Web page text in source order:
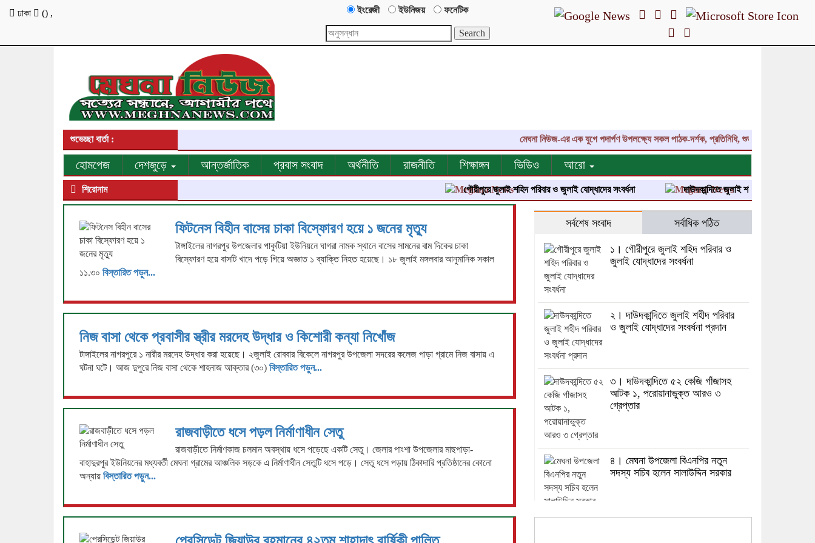
ঢাকা () , ইংরেজী ইউনিজয় ফনেটিক
শুভেচ্ছা বার্তা : মেঘনা নিউজ-এর এক যুগে পদার্পণ উপলক্ষ্যে সকল পাঠক-দর্শক, প্রতিনিধি, শুভাকাঙ্ক্ষী, সহযোগী,
হোমপেজ দেশজুড়ে আন্তর্জাতিক প্রবাস সংবাদ অর্থনীতি রাজনীতি শিক্ষাঙ্গন ভিডিও আরো
শিরোনাম গৌরীপুরে জুলাই শহিদ পরিবার ও জুলাই যোদ্ধাদের সংবর্ধনা দাউদকান্দিতে জুলাই শহীদ পরিবার ও জুলাই
ফিটনেস বিহীন বাসের চাকা বিস্ফোরণ হয়ে ১ জনের মৃত্যু
টাঙ্গাইলের নাগরপুর উপজেলার পাকুটিয়া ইউনিয়নে ঘাগরা নামক স্থানে বাসের সামনের বাম দিকের চাকা
বিস্ফোরণ হয়ে বাসটি খাদে পড়ে গিয়ে অজ্ঞাত ১ ব্যাক্তি নিহত হয়েছে। ১৮ জুলাই মঙ্গলবার আনুমানিক সকাল
১১.৩০ বিস্তারিত পড়ুন...
নিজ বাসা থেকে প্রবাসীর স্ত্রীর মরদেহ উদ্ধার ও কিশোরী কন্যা নিখোঁজ
টাঙ্গাইলের নাগরপুরে ১ নারীর মরদেহ উদ্ধার করা হয়েছে। ২জুলাই রোববার বিকেলে নাগরপুর উপজেলা সদরের কলেজ পাড়া গ্রামে নিজ বাসায় এ
ঘটনা ঘটে। আজ দুপুরে নিজ বাসা থেকে শাহনাজ আক্তার (৩০) বিস্তারিত পড়ুন...
রাজবাড়ীতে ধসে পড়ল নির্মাণাধীন সেতু
রাজবাড়ীতে নির্মাণকাজ চলমান অবস্থায় ধসে পড়েছে একটি সেতু। জেলার পাংশা উপজেলার মাছপাড়া-
বাহাদুরপুর ইউনিয়নের মধ্যবর্তী মেঘনা গ্রামের আঞ্চলিক সড়কে এ নির্মাণাধীন সেতুটি ধসে পড়ে। সেতু ধসে পড়ায় ঠিকাদারি প্রতিষ্ঠানের কোনো
অন্যায় বিস্তারিত পড়ুন...
সর্বশেষ সংবাদ সর্বাধিক পঠিত
১। গৌরীপুরে জুলাই শহিদ পরিবার ও
জুলাই যোদ্ধাদের সংবর্ধনা
২। দাউদকান্দিতে জুলাই শহীদ পরিবার
ও জুলাই যোদ্ধাদের সংবর্ধনা প্রদান
৩। দাউদকান্দিতে ৫২ কেজি গাঁজাসহ
আটক ১, পরোয়ানাভুক্ত আরও ৩
গ্রেপ্তার
৪। মেঘনা উপজেলা বিএনপির নতুন
সদস্য সচিব হলেন সালাউদ্দিন সরকার